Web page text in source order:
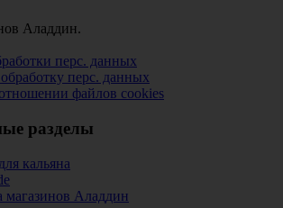
Аладдин.
перс. данных
перс. данных
файлов cookies
разделы
кальяна
магазинов Аладдин